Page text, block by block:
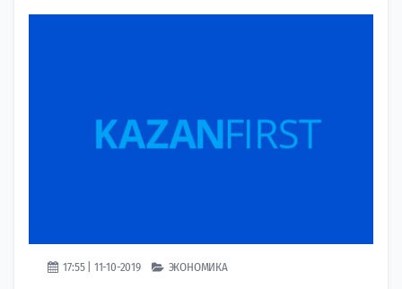
17:55 | 11-10-2019 ЭКОНОМИКА